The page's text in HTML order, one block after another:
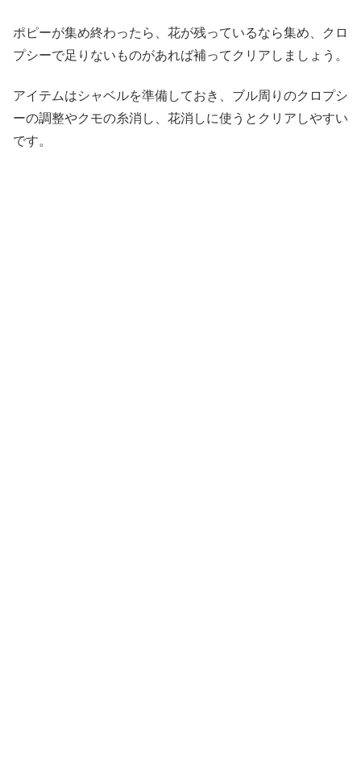
ポピーが集め終わったら、花が残っているなら集め、クロ
プシーで足りないものがあれば補ってクリアしましょう。
アイテムはシャベルを準備しておき、ブル周りのクロプシ
ーの調整やクモの糸消し、花消しに使うとクリアしやすい
です。